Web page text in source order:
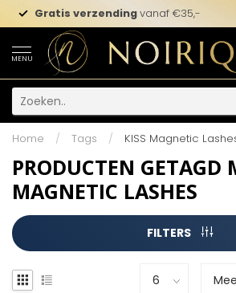
Gratis verzendingvanaf €35,-
MENU
Home / Tags / KISS Magnetic
PRODUCTEN GETAGD
MAGNETIC LASHES
FILTERS